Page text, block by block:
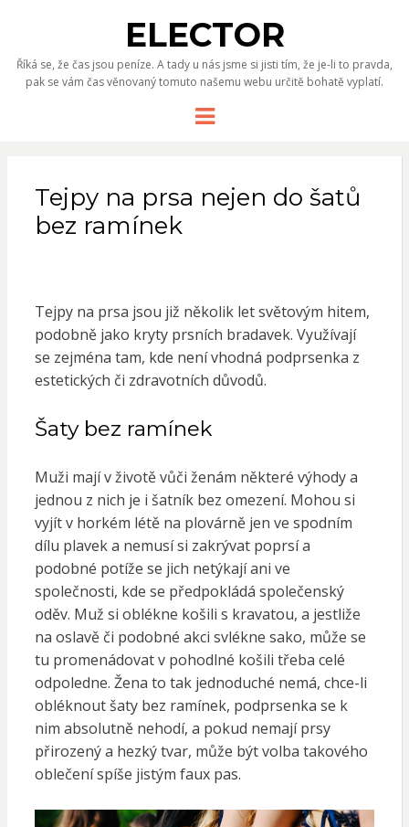
ELECTOR
Říká se, že čas jsou peníze. A tady u nás jsme si jisti tím, že je-li to pravda,
pak se vám čas věnovaný tomuto našemu webu určitě bohatě vyplatí.
Menu
Tejpy na prsa nejen do šatů
bez ramínek
Tejpy na prsa jsou již několik let světovým hitem,
podobně jako kryty prsních bradavek. Využívají
se zejména tam, kde není vhodná podprsenka z
estetických či zdravotních důvodů.
Šaty bez ramínek
Muži mají v životě vůči ženám některé výhody a
jednou z nich je i šatník bez omezení. Mohou si
vyjít v horkém létě na plovárně jen ve spodním
dílu plavek a nemusí si zakrývat poprsí a
podobné potíže se jich netýkají ani ve
společnosti, kde se předpokládá společenský
oděv. Muž si oblékne košili s kravatou, a jestliže
na oslavě či podobné akci svlékne sako, může se
tu promenádovat v pohodlné košili třeba celé
odpoledne. Žena to tak jednoduché nemá, chce-li
obléknout šaty bez ramínek, podprsenka se k
nim absolutně nehodí, a pokud nemají prsy
přirozený a hezký tvar, může být volba takového
oblečení spíše jistým faux pas.